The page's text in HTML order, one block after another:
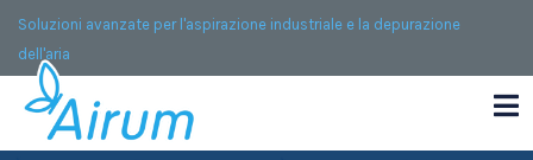
Soluzioni avanzate per l'aspirazione industriale e la depurazione
dell'aria